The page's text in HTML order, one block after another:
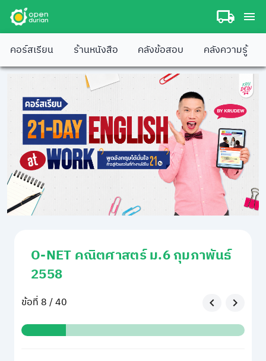
คอร์สเรียน ร้านหนังสือ คลังข้อสอบ คลังความรู้
O-NET คณิตศาสตร์ ม.6 กุมภาพันธ์
2558
ข้อที่ 8 / 40